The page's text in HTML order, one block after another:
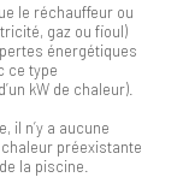
le réchauffeur ou
gaz ou fioul)
énergétiques
ce type
kW de chaleur).
il n’y a aucune
chaleur préexistante
la piscine.